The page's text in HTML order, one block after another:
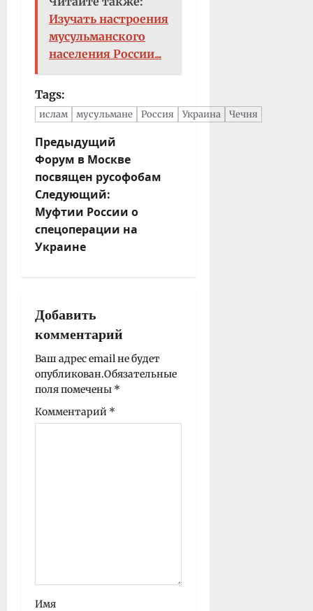
Изучать настроения
мусульманского
населения России...
Tags:
ислам мусульмане Россия Украина Чечня
Н
а
в
и
г
а
ц
а
п
и
с
и
Предыдущий
Форум в Москве
посвящен русофобам
Следующий:
Муфтии России о
спецоперации на
Украине
Добавить
комментарий
Ваш адрес email не будет
опубликован.Обязательные
поля помечены *
Комментарий *
Имя